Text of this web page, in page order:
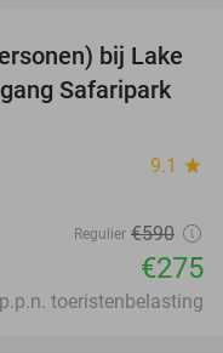
53%
bij Lake
Safaripark
9.1 star
Regulier €590
€275
toeristenbelasting